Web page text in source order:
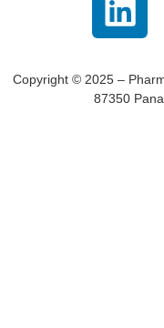
Copyright © 2025 –
87350